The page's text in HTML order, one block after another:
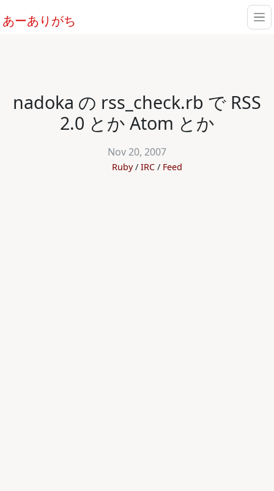
あーありがち
nadoka の rss_check.rb で RSS
2.0 とか Atom とか
Nov 20, 2007
Ruby IRC Feed